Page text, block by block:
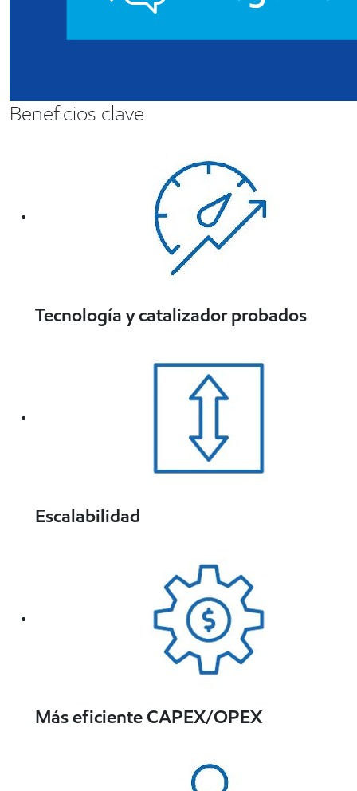
Beneficios clave
Tecnología y catalizador probados
Escalabilidad
Más eficiente CAPEX/OPEX